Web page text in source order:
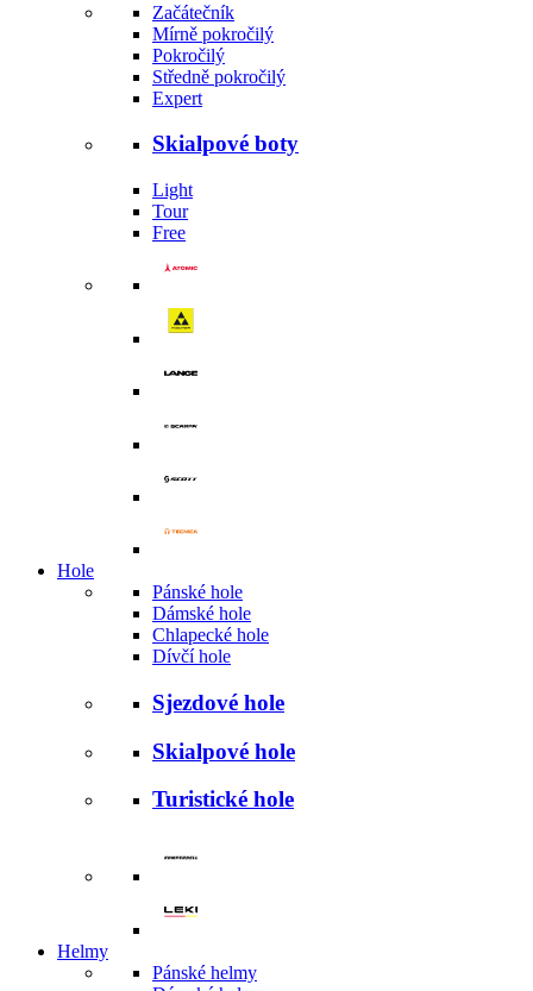
Začátečník
Mírně pokročilý
Pokročilý
Středně pokročilý
Expert
Skialpové boty
Light
Tour
Free
Hole
Pánské hole
Dámské hole
Chlapecké hole
Dívčí hole
Sjezdové hole
Skialpové hole
Turistické hole
Helmy
Pánské helmy